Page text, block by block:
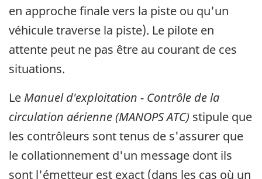
en approche finale vers la piste ou qu'un
véhicule traverse la piste). Le pilote en
attente peut ne pas être au courant de ces
situations.
Le Manuel d'exploitation - Contrôle de la
circulation aérienne (MANOPS ATC) stipule que
les contrôleurs sont tenus de s'assurer que
le collationnement d'un message dont ils
sont l'émetteur est exact (dans les cas où un